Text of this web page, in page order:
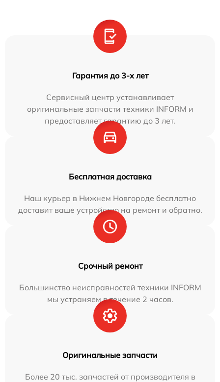
Гарантия до 3-х лет
Сервисный центр устанавливает
оригинальные запчасти техники INFORM и
предоставляет гарантию до 3 лет.
Бесплатная доставка
Наш курьер в Нижнем Новгороде бесплатно
доставит ваше устройство на ремонт и обратно.
Срочный ремонт
Большинство неисправностей техники INFORM
мы устраняем в течение 2 часов.
Оригинальные запчасти
Более 20 тыс. запчастей от производителя в